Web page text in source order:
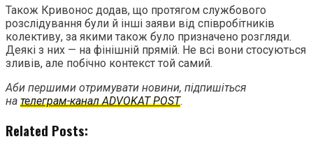
Також Кривонос додав, що протягом службового
розслідування були й інші заяви від співробітників
колективу, за якими також було призначено розгляди.
Деякі з них — на фінішній прямій. Не всі вони стосуються
зливів, але побічно контекст той самий.
Аби першими отримувати новини, підпишіться
на телеграм-канал ADVOKAT POST.
Related Posts: